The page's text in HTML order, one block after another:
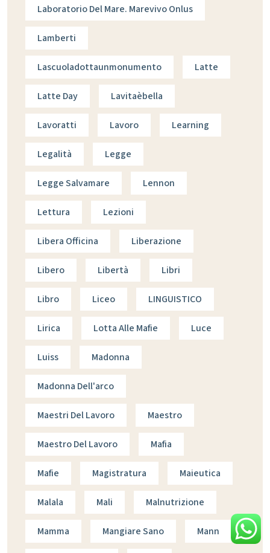
Laboratorio Del Mare. Marevivo Onlus
Lamberti
Lascuoladottaunmonumento Latte
Latte Day Lavitaèbella
Lavoratti Lavoro Learning
Legalità Legge
Legge Salvamare Lennon
Lettura Lezioni
Libera Officina Liberazione
Libero Libertà Libri
Libro Liceo LINGUISTICO
Lirica Lotta Alle Mafie Luce
Luiss Madonna
Madonna Dell'arco
Maestri Del Lavoro Maestro
Maestro Del Lavoro Mafia
Mafie Magistratura Maieutica
Malala Mali Malnutrizione
Mamma Mangiare Sano Mann